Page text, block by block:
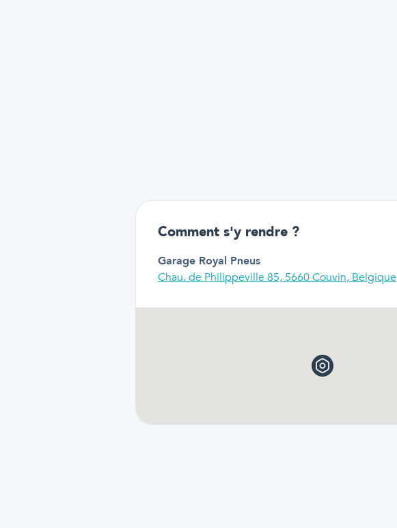
Comment s'y rendre ?
Garage Royal Pneus
Chau. de Philippeville 85, 5660 Couvin, Belgique